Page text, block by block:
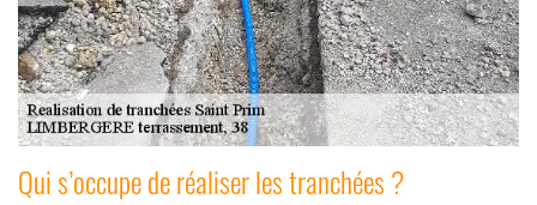
Qui s’occupe de réaliser les tranchées ?